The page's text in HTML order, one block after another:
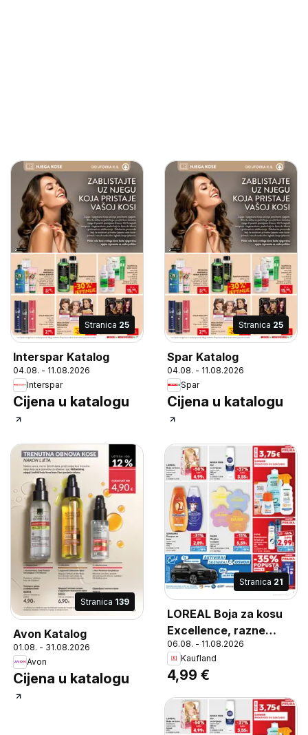
Stranica 25
Interspar Katalog
04.08. - 11.08.2026
Interspar
Cijena u katalogu
Stranica 25
Spar Katalog
04.08. - 11.08.2026
Spar
Cijena u katalogu
Stranica 139
Avon Katalog
01.08. - 31.08.2026
Avon
Cijena u katalogu
Stranica 21
LOREAL Boja za kosu
Excellence, razne
vrste, komad
06.08. - 11.08.2026
Kaufland
4,99 €